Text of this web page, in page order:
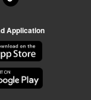
Application